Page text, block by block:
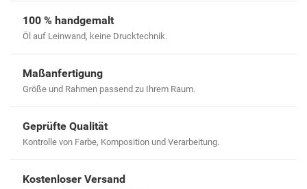
100 % handgemalt
Öl auf Leinwand, keine Drucktechnik.
Maßanfertigung
Größe und Rahmen passend zu Ihrem Raum.
Geprüfte Qualität
Kontrolle von Farbe, Komposition und Verarbeitung.
Kostenloser Versand